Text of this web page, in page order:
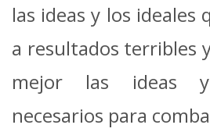
las ideas y los ideales
a resultados terribles
mejor las ideas
necesarios para